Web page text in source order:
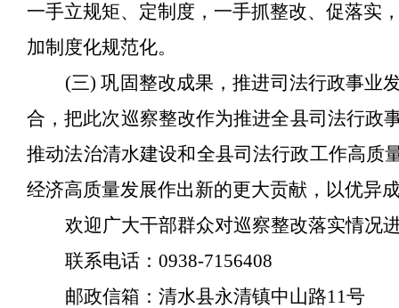
一手立规矩、定制度，一手抓整改、促落实
加制度化规范化。
(三) 巩固整改成果，推进司法行政事业
合，把此次巡察整改作为推进全县司法行政
推动法治清水建设和全县司法行政工作高质
经济高质量发展作出新的更大贡献，以优异
欢迎广大干部群众对巡察整改落实情况
联系电话： 0938-7156408
邮政信箱：清水县永清镇中山路11号